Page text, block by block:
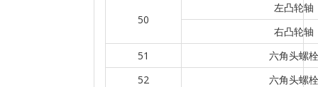
50
左凸轮轴
右凸轮轴
51
六角头螺栓
52
六角头螺栓